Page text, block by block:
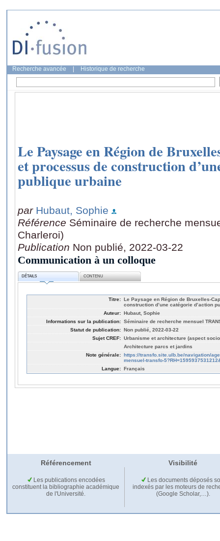
Recherche avancée Historique de recherche
Le Paysage en Région de
et processus de construction
publique urbaine
par Hubaut, Sophie
Référence Séminaire de recherche
Charleroi)
Publication Non publié, 2022-03-22
Communication à un colloque
DÉTAILS CONTENU
Titre: Le Paysage en Région de Bruxelles-
construction d’une catégorie d’action
Auteur: Hubaut, Sophie
Informations sur la publication: Séminaire de recherche mensuel
Statut de publication: Non publié, 2022-03-22
Sujet CREF: Urbanisme et architecture (aspect
Architecture parcs et jardins
Note générale: https://transfo.site.ulb.be/navigation/
mensuel-transfo-
Langue: Français
Référencement Visibilité
Les publications encodées
constituent la bibliographie académique
de l'Université.
Les documents déposés
indexés par les moteurs de
(Google Scholar,…).